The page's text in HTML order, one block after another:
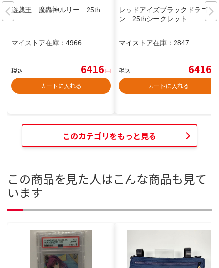
遊戯王 魔轟神ルリー 25th
マイストア在庫： 4966
税込 6416円
カートに入れる
レッドアイズブラックドラゴ
ン 25thシークレット
マイストア在庫： 2847
税込 6416
カートに入れる
このカテゴリをもっと見る
この商品を見た人はこんな商品も見て
います